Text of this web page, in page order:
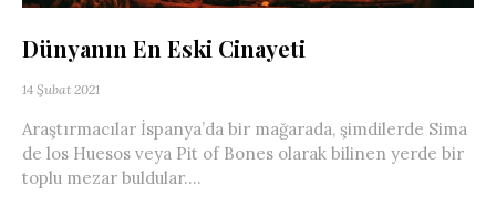
Dünyanın En Eski Cinayeti
14 Şubat 2021
Araştırmacılar İspanya’da bir mağarada, şimdilerde Sima
de los Huesos veya Pit of Bones olarak bilinen yerde bir
toplu mezar buldular....